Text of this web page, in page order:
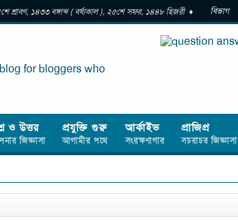
১৪৩৩ বঙ্গাব্দ ( বর্ষাকাল ), ২৫শে সফর, ১৪৪৮ হিজরী ♦ বিভাগ
ও উত্তর
জিজ্ঞাসা
প্রযুক্তি গুরু
আগামীর পথে
আর্কাইভ
সংরক্ষণাগার
প্রাজিপ্র
সচরাচর জিজ্ঞাসা